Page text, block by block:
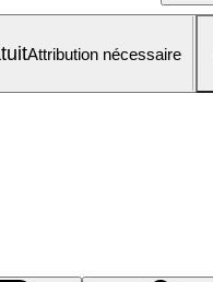
Attribution nécessaire